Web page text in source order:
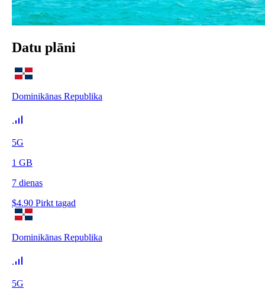
Datu plāni
Dominikānas Republika
5G
1 GB
7 dienas
$4.90 Pirkt tagad
Dominikānas Republika
5G